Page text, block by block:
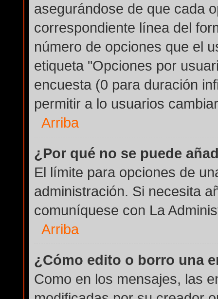
asegurándose de que cada
correspondiente línea del
número de opciones que el
etiqueta "Opciones por
encuesta (0 para duración
permitir a lo usuarios
Arriba
¿Por qué no se puede
El límite para opciones de
administración. Si necesita
comuníquese con La
Arriba
¿Cómo edito o borro una
Como en los mensajes, las